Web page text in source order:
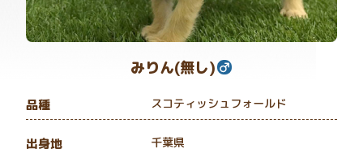
みりん(無し)
品種 スコティッシュフォールド
出身地 千葉県